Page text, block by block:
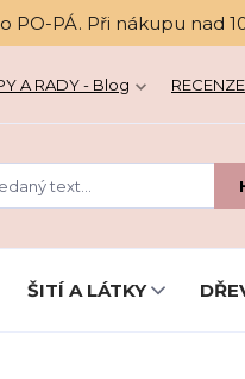
PO-PÁ. Při nákupu nad
A RADY - Blog RECENZE
ŠITÍ A LÁTKY